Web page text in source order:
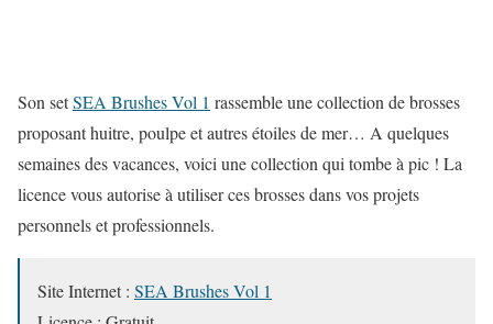
Son setSEA Brushes Vol 1 rassemble une collection de brosses
proposant huitre, poulpe et autres étoiles de mer… A quelques
semaines des vacances, voici une collection qui tombe à pic ! La
licence vous autorise à utiliser ces brosses dans vos projets
personnels et professionnels.
Site Internet : SEA Brushes Vol 1